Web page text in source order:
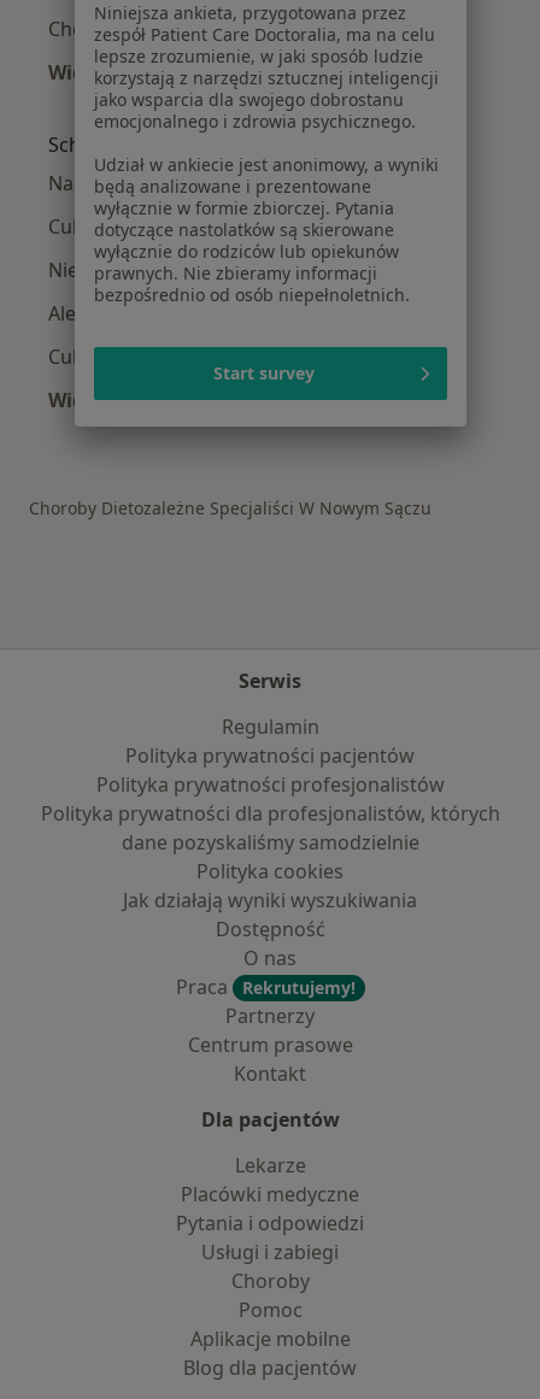
Choroby dietozależne w Mszanie Dolnej
Więcej (7)
Więcej w kategorii: W pobliżu Nowego Sącza
Schorzenia w Nowym Sączu
Nadciśnienie tętnicze w Nowym Sączu
Cukrzyca w Nowym Sączu
Niewydolność serca w Nowym Sączu
Alergie skórne w Nowym Sączu
Cukrzyca ciążowa w Nowym Sączu
Więcej (15)
Więcej w kategorii: Schorzenia w Nowym
Choroby Dietozależne Specjaliści W Nowym Sączu
Serwis
Regulamin
Polityka prywatności pacjentów
Polityka prywatności profesjonalistów
Polityka prywatności dla profesjonalistów, których
dane pozyskaliśmy samodzielnie
Polityka cookies
Jak działają wyniki wyszukiwania
Dostępność
O nas
Praca
Rekrutujemy!
Partnerzy
Centrum prasowe
Kontakt
Dla pacjentów
Lekarze
Placówki medyczne
Pytania i odpowiedzi
Usługi i zabiegi
Choroby
Pomoc
Aplikacje mobilne
Blog dla pacjentów
Niniejsza ankieta, przygotowana przez
zespół Patient Care Doctoralia, ma na celu
lepsze zrozumienie, w jaki sposób ludzie
korzystają z narzędzi sztucznej inteligencji
jako wsparcia dla swojego dobrostanu
emocjonalnego i zdrowia psychicznego.
Udział w ankiecie jest anonimowy, a wyniki
będą analizowane i prezentowane
wyłącznie w formie zbiorczej. Pytania
dotyczące nastolatków są skierowane
wyłącznie do rodziców lub opiekunów
prawnych. Nie zbieramy informacji
bezpośrednio od osób niepełnoletnich.
Start survey